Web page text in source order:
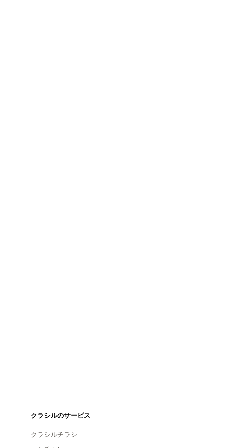
クラシルのサービス
クラシルチラシ